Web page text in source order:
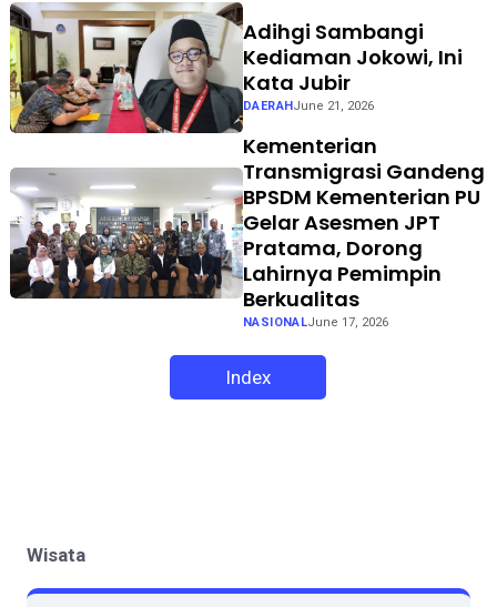
Adihgi Sambangi
Kediaman Jokowi, Ini
Kata Jubir
DAERAHJune 21, 2026
Kementerian
Transmigrasi Gandeng
BPSDM Kementerian PU
Gelar Asesmen JPT
Pratama, Dorong
Lahirnya Pemimpin
Berkualitas
NASIONALJune 17, 2026
Index
Wisata